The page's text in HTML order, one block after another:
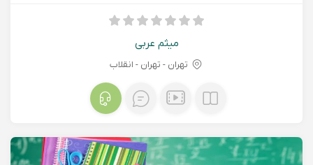
میثم عربی
تهران - تهران - انقلاب